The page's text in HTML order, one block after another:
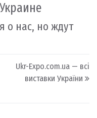
о нас, но ждут
Ukr-Expo.com.ua — всі
виставки України